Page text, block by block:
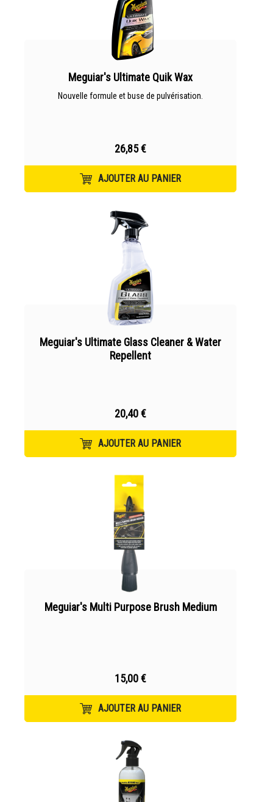
Meguiar's Ultimate Quik Wax
Nouvelle formule et buse de pulvérisation.
26,85 €
AJOUTER AU PANIER
Meguiar's Ultimate Glass Cleaner & Water
Repellent
20,40 €
AJOUTER AU PANIER
Meguiar's Multi Purpose Brush Medium
15,00 €
AJOUTER AU PANIER